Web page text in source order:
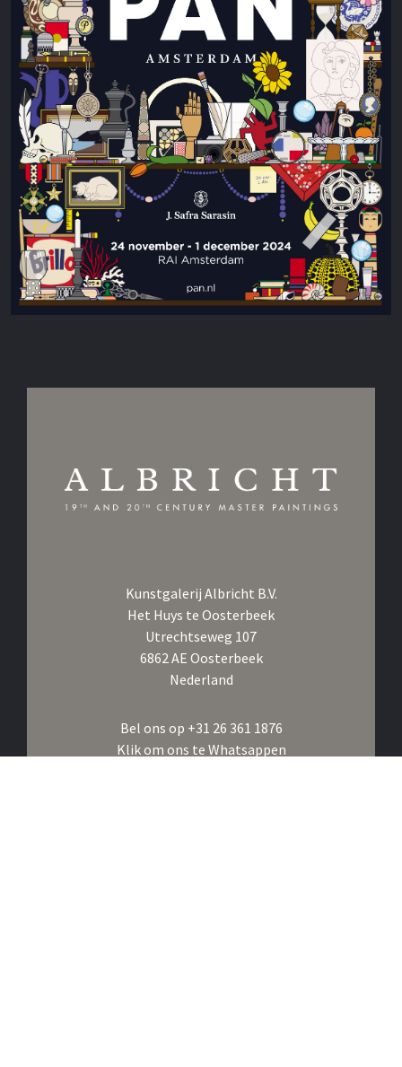
Kunstgalerij Albricht B.V.
Het Huys te Oosterbeek
Utrechtseweg 107
6862 AE Oosterbeek
Nederland
Bel ons op +31 26 361 1876
Klik om ons te Whatsappen